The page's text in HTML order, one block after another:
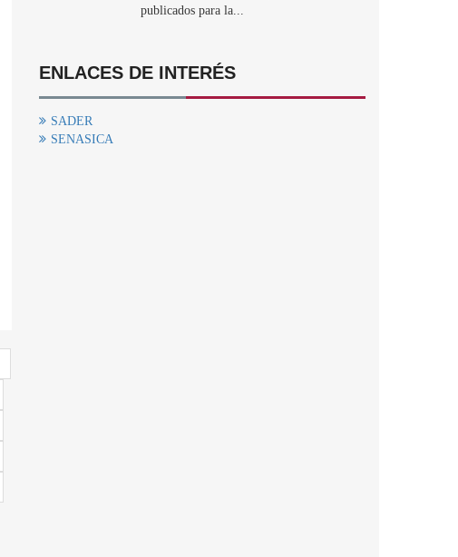
publicados para la...
ENLACES DE INTERÉS
SADER
SENASICA